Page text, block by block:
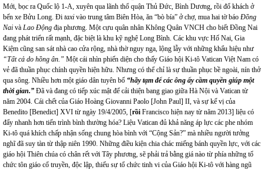
Mới, bọc ra Quốc lộ 1-A, xuyên qua lãnh thổ quận Thủ Đức, Bình Dương, rồi đổ khách ở
bến xe Bửu Long. Đi taxi vào trung tâm Biên Hòa, ăn “bò bía” ở chợ, mua hai tờ báo Đồng
Nai và Lao Động địa phương. Một cựu quân nhân Không Quân VNCH cho biết Đồng Nai
đang phát triển rất mạnh, đặc biệt là khu kỹ nghệ Long Bình. Các khu vực Hố Nai, Gia
Kiệm cũng san sát nhà cao cửa rộng, nhà thờ nguy nga, lộng lẫy với những khẩu hiệu như
“Tất cả do hồng ân.” Một cái nhìn phiến diện cho thấy Giáo hội Ki-tô Vatican Việt Nam có
vẻ đã thuần phục chính quyền hiện hữu. Nhưng có thể chỉ là sự thuần phục bề ngoài, nín thở
qua sông. Nhiều hơn một giáo dân tuyên bố “hãy tạm để các ông ấy cầm quyền giúp một
thời gian.” Đã và đang có tiếp xúc mật để cải thiện bang giao giữa Hà Nội và Vatican từ
năm 2004. Cái chết của Giáo Hoàng Giovanni Paolo [John Paul] II, và sự kế vị của
Benedito [Benedict] XVI từ ngày 19/4/2005, [rồi Francisco hiện nay từ năm 2013] liệu có
đẩy nhanh hơn tiến trình bình thường hóa? Liệu Vatican đủ khả năng áp lực các phe nhóm
Ki-tô quá khích chấp nhận sống chung hòa bình với “Cộng Sản?” mà nhiều người tưởng
nghĩ đã suy tàn từ thập niên 1990. Những điều kiện chia chác miếng bánh quyền lực, với các
giáo hội Thiên chúa có chân rết với Tây phương, sẽ phải trả bằng giá nào từ phía những tổ
chức tôn giáo cổ truyền, độc lập, thiếu sự tổ chức tinh vi của Giáo hội Ki-tô với hàng ngũ